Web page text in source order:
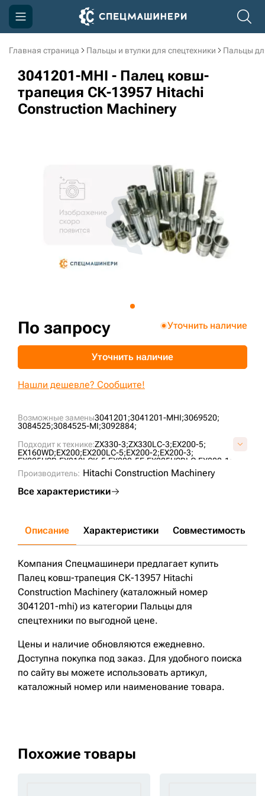
Главная страница Пальцы и втулки для спецтехники Пальцы
3041201-MHI - Палец ковш-
трапеция СК-13957 Hitachi
Construction Machinery
Возможные замены3041201;3041201-MHI;3069520;
3084525;3084525-MI;3092884;
Подходит к технике:ZX330-3;ZX330LC-3;EX200-5;
EX160WD;EX200;EX200LC-5;EX200-2;EX200-3;
EX225USR;EX210LCK-5;EX200-5E;EX225USRLC;EX200-1;
EX200-2M;
Производитель: Hitachi Construction Machinery
Все характеристики
По запросу Уточнить наличие
Уточнить наличие
Нашли дешевле? Сообщите!
Описание Характеристики Совместимость
Компания Спецмашинери предлагает купить
Палец ковш-трапеция СК-13957 Hitachi
Construction Machinery (каталожный номер
3041201-mhi) из категории Пальцы для
спецтехники по выгодной цене.
Цены и наличие обновляются ежедневно.
Доступна покупка под заказ. Для удобного поиска
по сайту вы можете использовать артикул,
каталожный номер или наименование товара.
Похожие товары
Компания
Акции
Доставка и оплата
3D тур по производству